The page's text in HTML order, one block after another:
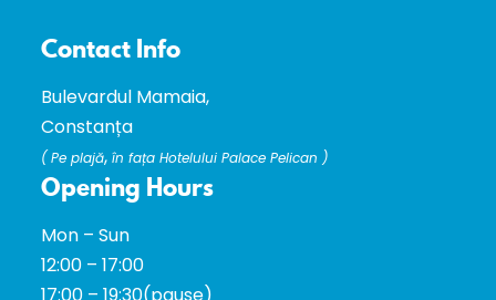
Contact Info
Bulevardul Mamaia,
Constanța
(Pe plajă, în fața Hotelului Palace Pelican )
Opening Hours
Mon – Sun
12:00 – 17:00